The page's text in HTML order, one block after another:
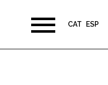
CAT ESP